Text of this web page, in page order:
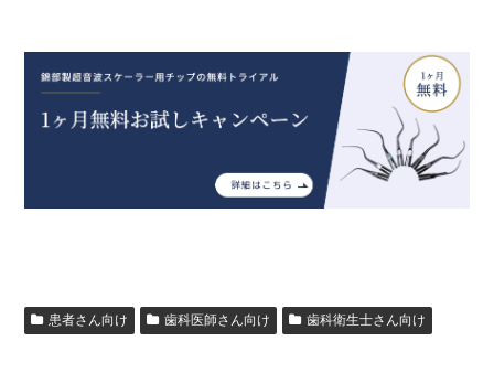
患者さん向け 歯科医師さん向け 歯科衛生士さん向け